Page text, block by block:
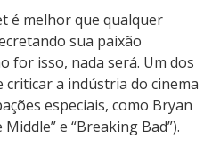
é melhor que qualquer
sua paixão
for isso, nada será. Um dos
a indústria do cinema
especiais, como Bryan
e “Breaking Bad”).